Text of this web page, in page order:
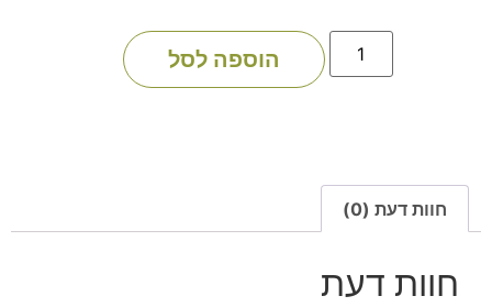
הוספה לסל
חוות דעת (0)
חוות דעת